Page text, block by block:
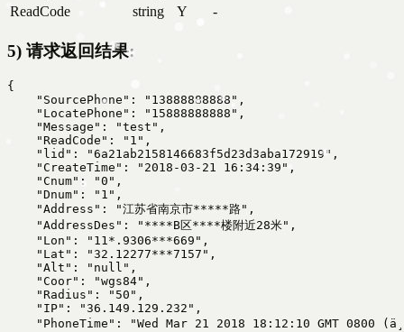
ReadCode
string Y -
5) 请求返回结果:
{
    "SourcePhone": "13888888888",
    "LocatePhone": "15888888888",
    "Message": "test",
    "ReadCode": "1",
    "lid": "6a21ab2158146683f5d23d3aba172919",
    "CreateTime": "2018-03-21 16:34:39",
    "Cnum": "0",
    "Dnum": "1",
    "Address": "江苏省南京市*****路",
    "AddressDes": "****B区****楼附近28米",
    "Lon": "11*.9306***669",
    "Lat": "32.12277***7157",
    "Alt": "null",
    "Coor": "wgs84",
    "Radius": "50",
    "IP": "36.149.129.232",
"PhoneTime": "Wed Mar 21 2018 18:12:10 GMT 0800 (ä¸­å½æ